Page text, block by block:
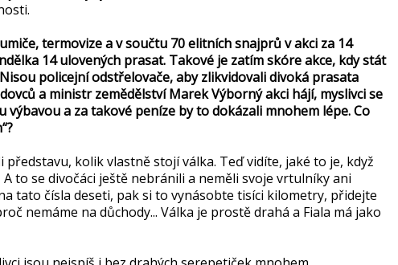
termovize a v součtu 70 elitních snajprů v akci za 14
14 ulovených prasat. Takové je zatím skóre akce, kdy stát
policejní odstřelovače, aby zlikvidovali divoká prasata
a ministr zemědělství Marek Výborný akci hájí, myslivci se
a za takové peníze by to dokázali mnohem lépe. Co
představu, kolik vlastně stojí válka. Teď vidíte, jaké to je, když
to se divočáci ještě nebránili a neměli svoje vrtulníky ani
tato čísla deseti, pak si to vynásobte tisíci kilometry, přidejte
nemáme na důchody... Válka je prostě drahá a Fiala má jako